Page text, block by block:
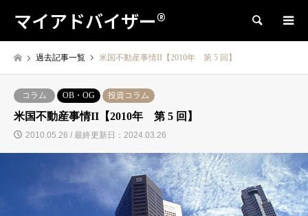
マイアドバイザー® 検索
過去記事一覧 米国不動産事情II【2010年 第 5 回】
コラム OB・OG 投資コラム
米国不動産事情II【2010年 第 5 回】
2010.05.26 / 最終更新日：2024.03.26